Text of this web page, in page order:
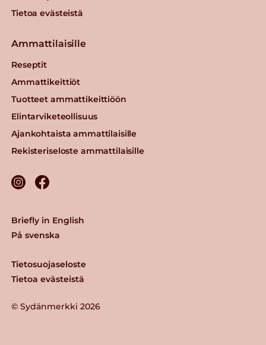
Tietoa evästeistä
Ammattilaisille
Reseptit
Ammattikeittiöt
Tuotteet ammattikeittiöön
Elintarviketeollisuus
Ajankohtaista ammattilaisille
Rekisteriseloste ammattilaisille
© Sydänmerkki 2026
Tietosuojaseloste
Tietoa evästeistä
Briefly in English
På svenska